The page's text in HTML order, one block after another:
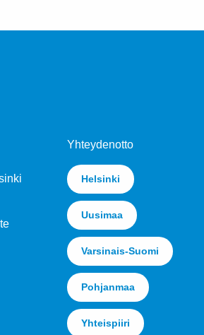
Yhteydenotto
Helsinki
Uusimaa
Varsinais-Suomi
Pohjanmaa
Yhteispiiri